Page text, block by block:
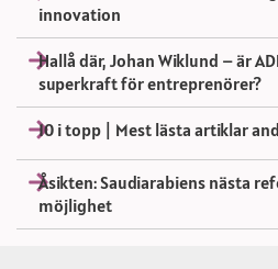
innovation
Hallå där, Johan Wiklund – är
superkraft för entreprenörer?
10 i topp | Mest lästa artiklar
Åsikten: Saudiarabiens nästa
möjlighet